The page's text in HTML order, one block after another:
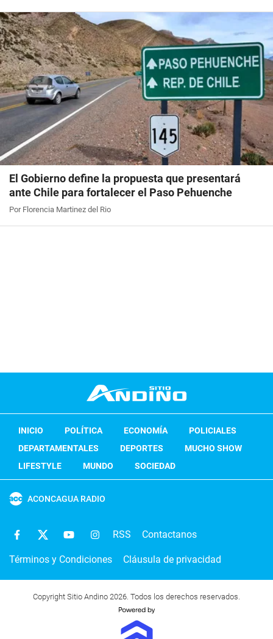
El Gobierno define la propuesta que presentará
ante Chile para fortalecer el Paso Pehuenche
Por Florencia Martinez del Rio
INICIO POLÍTICA ECONOMÍA
POLICIALES
DEPARTAMENTALES
DEPORTES
MUCHO SHOW
LIFESTYLE
MUNDO SOCIEDAD
ACONCAGUA RADIO
RSS Contactanos
Términos y Condiciones Cláusula de privacidad
Copyright Sitio Andino 2026. Todos los derechos reservados.